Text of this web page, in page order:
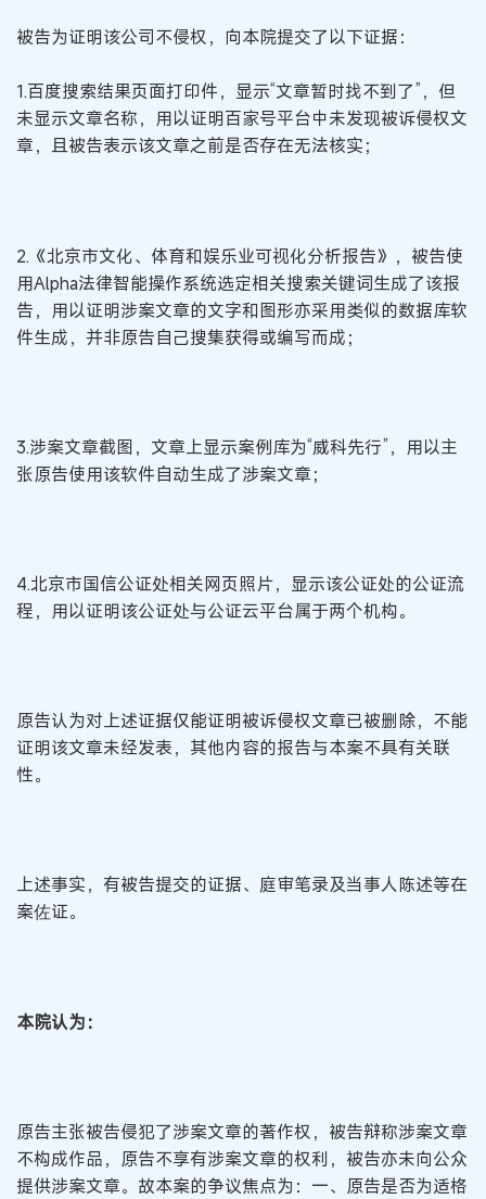
被告为证明该公司不侵权，向本院提交了以下证据：
1.百度搜索结果页面打印件，显示“文章暂时找不到了”，但
未显示文章名称，用以证明百家号平台中未发现被诉侵权文
章，且被告表示该文章之前是否存在无法核实；
2.《北京市文化、体育和娱乐业可视化分析报告》，被告使
用Alpha法律智能操作系统选定相关搜索关键词生成了该报
告，用以证明涉案文章的文字和图形亦采用类似的数据库软
件生成，并非原告自己搜集获得或编写而成；
3.涉案文章截图，文章上显示案例库为“威科先行”，用以主
张原告使用该软件自动生成了涉案文章；
4.北京市国信公证处相关网页照片，显示该公证处的公证流
程，用以证明该公证处与公证云平台属于两个机构。
原告认为对上述证据仅能证明被诉侵权文章已被删除，不能
证明该文章未经发表，其他内容的报告与本案不具有关联
性。
上述事实，有被告提交的证据、庭审笔录及当事人陈述等在
案佐证。
本院认为：
原告主张被告侵犯了涉案文章的著作权，被告辩称涉案文章
不构成作品，原告不享有涉案文章的权利，被告亦未向公众
提供涉案文章。故本案的争议焦点为：一、原告是否为适格